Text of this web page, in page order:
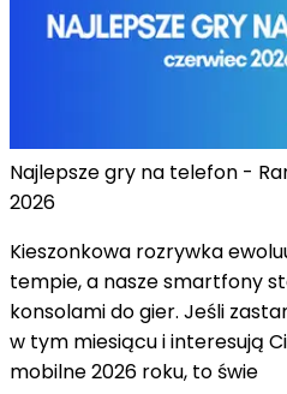
Najlepsze gry na telefon -
2026
Kieszonkowa rozrywka
tempie, a nasze smartfony
konsolami do gier. Jeśli
w tym miesiącu i interesują
mobilne 2026 roku, to świe